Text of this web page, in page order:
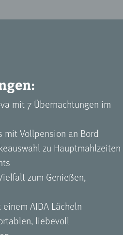
mit 7 Übernachtungen im
mit Vollpension an Bord
zu Hauptmahlzeiten
zum Genießen,
AIDA Lächeln
liebevoll